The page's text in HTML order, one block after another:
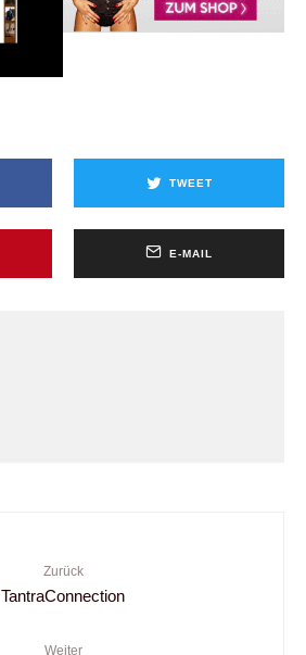
TWEET
E-MAIL
Zurück
TantraConnection
Weiter